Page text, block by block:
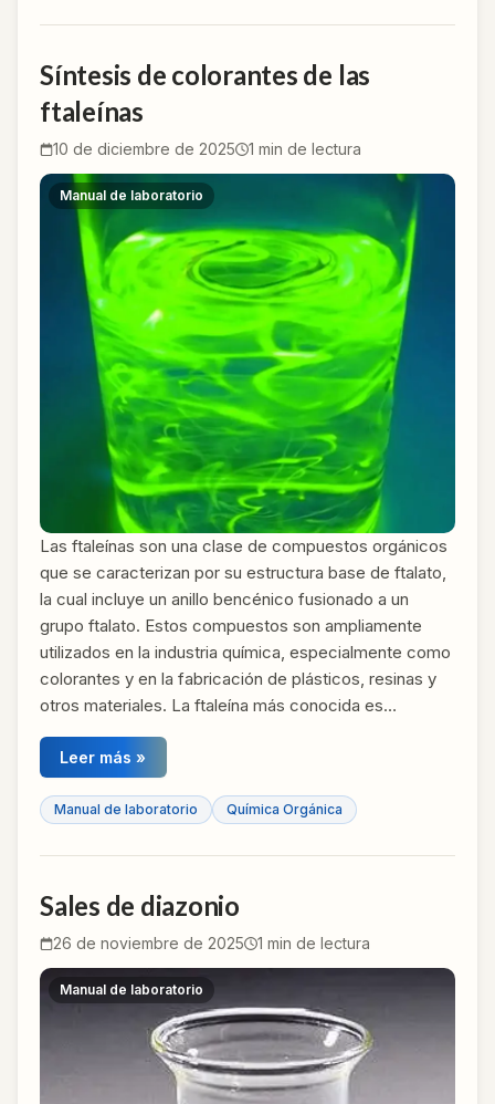
Síntesis de colorantes de las
ftaleínas
10 de diciembre de 2025 1 min de lectura
Manual de laboratorio
Las ftaleínas son una clase de compuestos orgánicos
que se caracterizan por su estructura base de ftalato,
la cual incluye un anillo bencénico fusionado a un
grupo ftalato. Estos compuestos son ampliamente
utilizados en la industria química, especialmente como
colorantes y en la fabricación de plásticos, resinas y
otros materiales. La ftaleína más conocida es…
Leer más »
Manual de laboratorio Química Orgánica
Sales de diazonio
26 de noviembre de 2025 1 min de lectura
Manual de laboratorio